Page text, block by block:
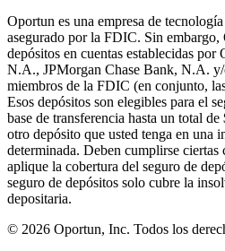
Oportun es una empresa de
asegurado por la FDIC. Sin embargo,
depósitos en cuentas establecidas
N.A., JPMorgan Chase Bank, N.A.
miembros de la FDIC (en conjunto,
Esos depósitos son elegibles para el
base de transferencia hasta un total
otro depósito que usted tenga en una
determinada. Deben cumplirse ciertas
aplique la cobertura del seguro de
seguro de depósitos solo cubre la
depositaria.
© 2026 Oportun, Inc. Todos los